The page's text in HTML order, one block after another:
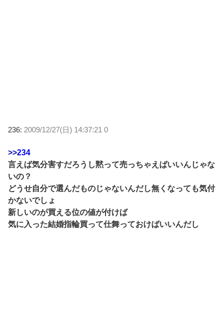
236: 2009/12/27(日) 14:37:21 0
>>234
言えば気分害すだろうし黙って売っちゃえばいいんじゃな
いの？
どうせ自分で選んだものじゃないんだし無くなっても気付
かないでしょ
新しいのが買える位の値が付けば
気に入った結婚指輪買って仕舞っておけばいいんだし